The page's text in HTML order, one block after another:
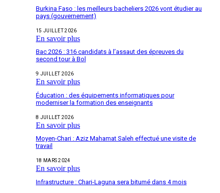
Burkina Faso : les meilleurs bacheliers 2026 vont étudier au
pays (gouvernement)
15 JUILLET 2026
En savoir plus
Bac 2026 : 316 candidats à l’assaut des épreuves du
second tour à Bol
9 JUILLET 2026
En savoir plus
Éducation : des équipements informatiques pour
moderniser la formation des enseignants
8 JUILLET 2026
En savoir plus
Moyen-Chari : Aziz Mahamat Saleh effectué une visite de
travail
18 MARS 2024
En savoir plus
Infrastructure : Chari-Laguna sera bitumé dans 4 mois